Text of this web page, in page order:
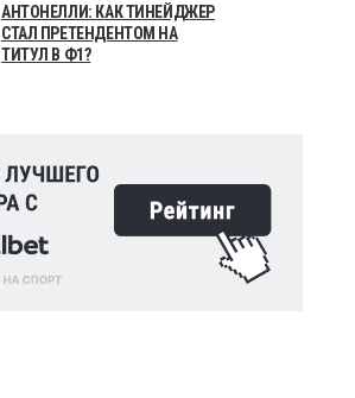
АНТОНЕЛЛИ: КАК ТИНЕЙДЖЕР
СТАЛ ПРЕТЕНДЕНТОМ НА
ТИТУЛ В Ф1?